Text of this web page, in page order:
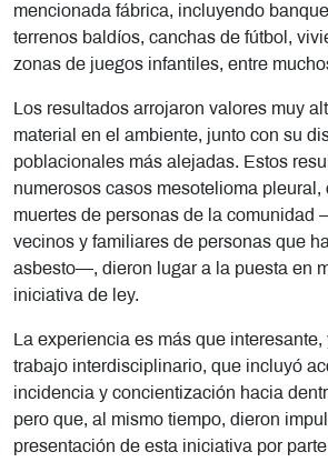
mencionada fábrica, incluyendo
terrenos baldíos, canchas de fútbol,
zonas de juegos infantiles, entre
Los resultados arrojaron valores muy
material en el ambiente, junto con su
poblacionales más alejadas. Estos
numerosos casos mesotelioma pleural,
muertes de personas de la comunidad
vecinos y familiares de personas que
asbesto—, dieron lugar a la puesta en
iniciativa de ley.
La experiencia es más que
trabajo interdisciplinario, que incluyó
incidencia y concientización hacia
pero que, al mismo tiempo, dieron
presentación de esta iniciativa por